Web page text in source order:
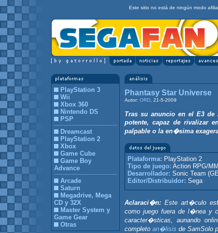
Este sitio no está de ningún modo
PlayStation 3
Wii
Xbox 360
Nintendo DS
PSP
Dreamcast
PlayStation 2
Xbox
Game Cube
Game Boy
Advance
Arcade
Saturn
Megadrive, Mega
CD y 32X
Master System y
Game Gear
Otras
Phantasy Star Universe
Autor: ORD , 21-5-2009
Tras su anuncio en el E3 de
potente, capaz de rivalizar
palpable o la en�sima
Plataforma: PlayStation 2
Tipo de juego: Action RPG/
Desarrollador: Sonic Team
Editor/Distribuidor: Sega
Aclaraci�n: Este art�culo
como juego fuera de l�nea y
caracter�sticas, aunando
completo an�lisis de SamSolo